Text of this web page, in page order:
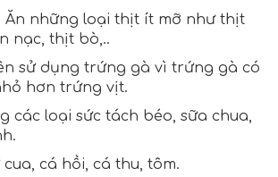
Ăn những loại thịt ít mỡ như thịt
nạc, thịt bò,..
sử dụng trứng gà vì trứng gà có
hơn trứng vịt.
các loại sức tách béo, sữa chua,
cá hồi, cá thu, tôm.